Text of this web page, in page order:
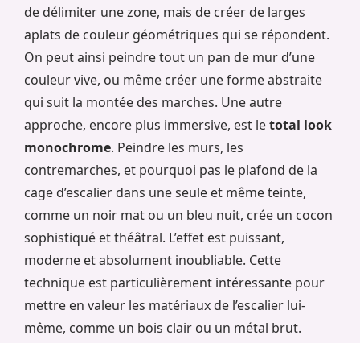
de délimiter une zone, mais de créer de larges
aplats de couleur géométriques qui se répondent.
On peut ainsi peindre tout un pan de mur d’une
couleur vive, ou même créer une forme abstraite
qui suit la montée des marches. Une autre
approche, encore plus immersive, est letotal look
monochrome. Peindre les murs, les
contremarches, et pourquoi pas le plafond de la
cage d’escalier dans une seule et même teinte,
comme un noir mat ou un bleu nuit, crée un cocon
sophistiqué et théâtral. L’effet est puissant,
moderne et absolument inoubliable. Cette
technique est particulièrement intéressante pour
mettre en valeur les matériaux de l’escalier lui-
même, comme un bois clair ou un métal brut.